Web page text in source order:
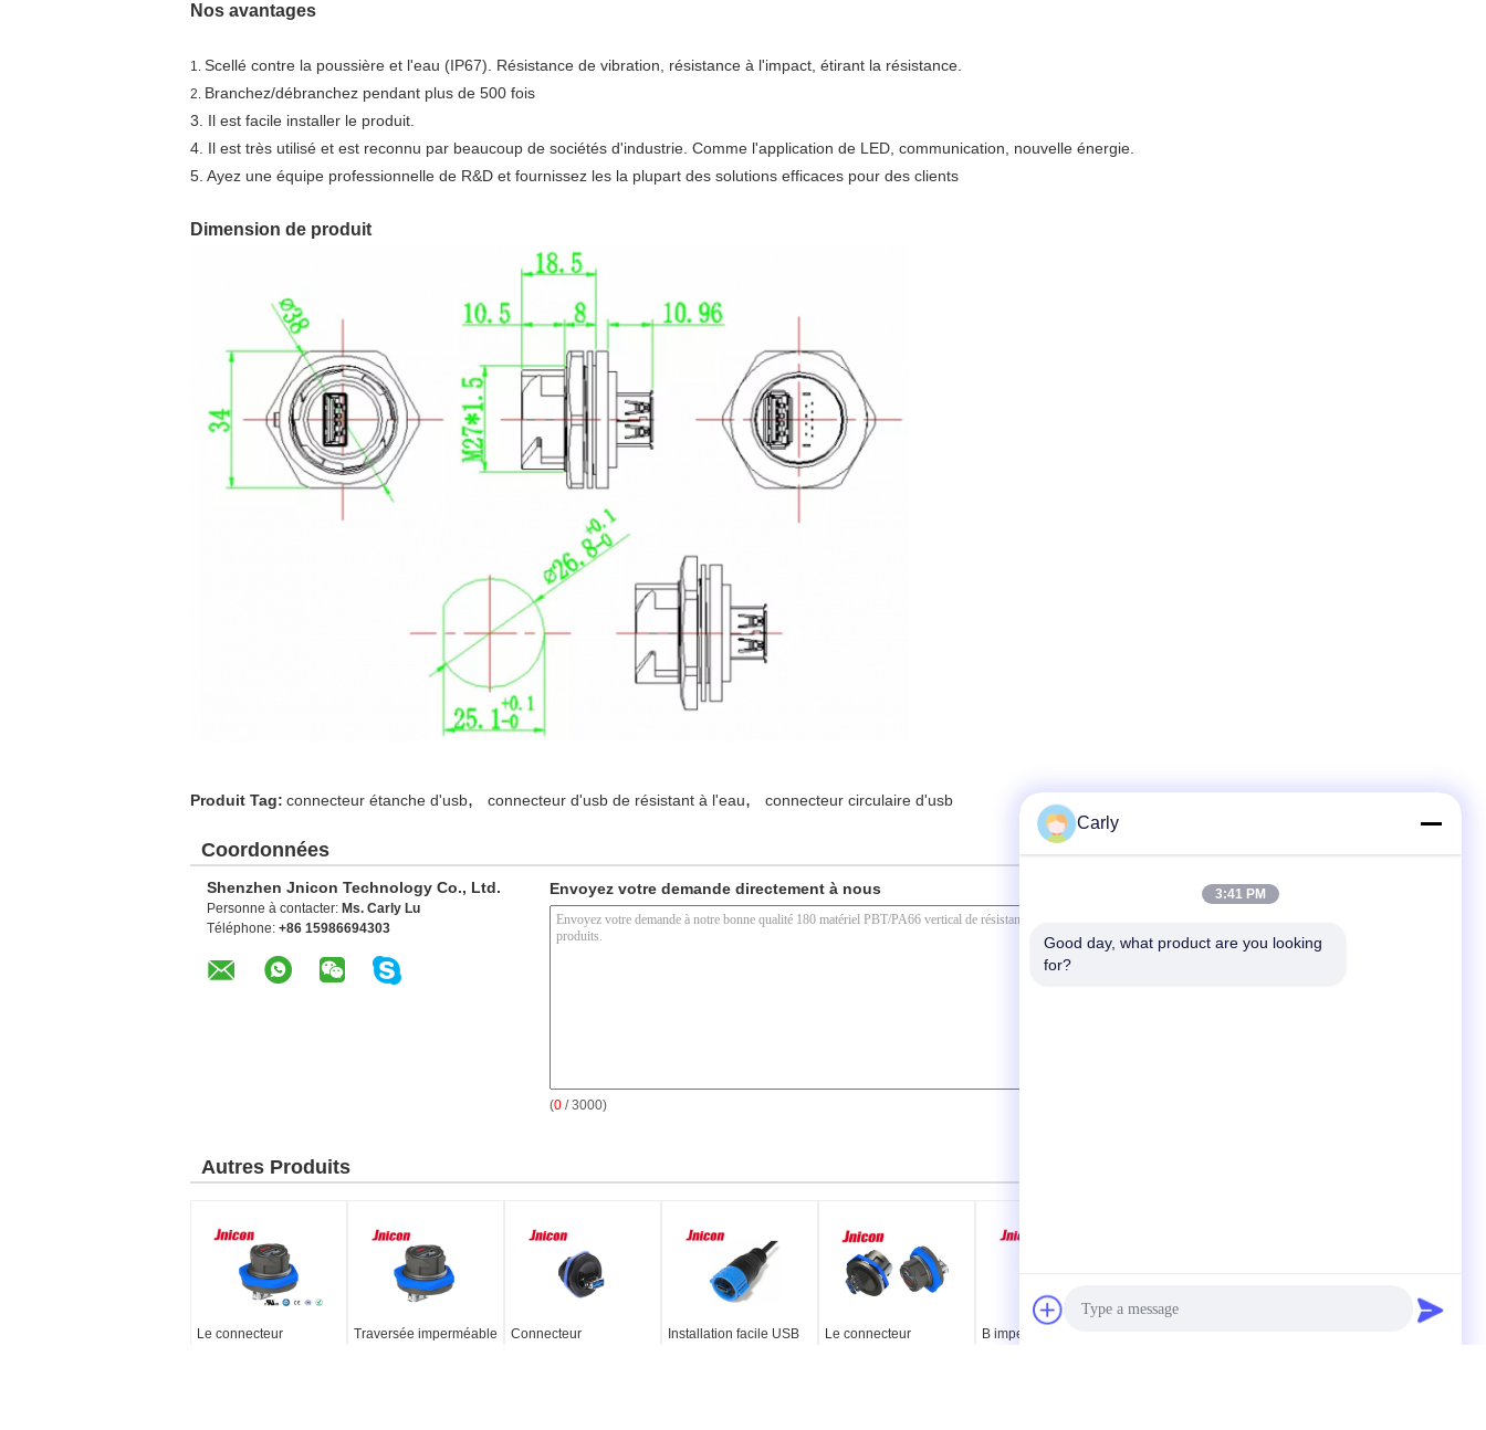
Nos avantages
1. Scellé contre la poussière et l'eau (IP67). Résistance de vibration, résistance à l'impact, étirant la résistance.
2. Branchez/débranchez pendant plus de 500 fois
3. Il est facile installer le produit.
4. Il est très utilisé et est reconnu par beaucoup de sociétés d'industrie. Comme l'application de LED, communication, nouvelle énergie.
5. Ayez une équipe professionnelle de R&D et fournissez les la plupart des solutions efficaces pour des clients
Dimension de produit
Produit Tag: connecteur étanche d'usb, connecteur d'usb de résistant à l'eau, connecteur circulaire d'usb
Coordonnées
Shenzhen Jnicon Technology Co., Ltd.
Personne à contacter: Ms. Carly Lu
Téléphone: +86 15986694303
Envoyez votre demande directement à nous
(0 / 3000)
Autres Produits
Le connecteur
Traversée imperméable
Connecteur
Installation facile USB
Le connecteur
B imperméable de
Carly
3:41 PM
Good day, what product are you looking
for?